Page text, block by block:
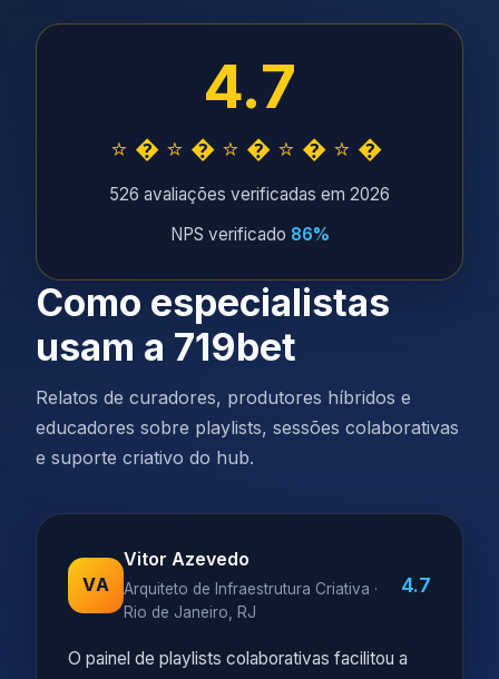
4.7
⭐�⭐�⭐�⭐�⭐�
526 avaliações verificadas em 2026
NPS verificado 86%
Como especialistas
usam a 719bet
Relatos de curadores, produtores híbridos e
educadores sobre playlists, sessões colaborativas
e suporte criativo do hub.
VA
Vitor Azevedo
Arquiteto de Infraestrutura Criativa ·
Rio de Janeiro, RJ
4.7
O painel de playlists colaborativas facilitou a